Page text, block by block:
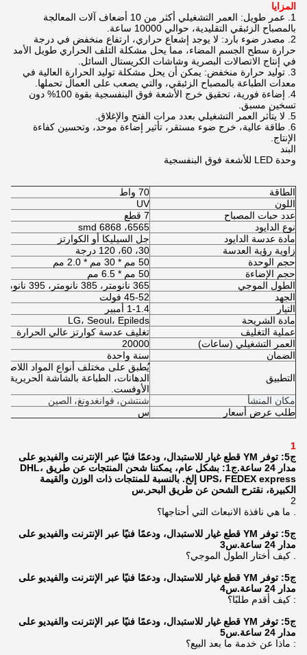
المزايا
1. عمر طويل: العمر التشغيلي أكثر من 10 أضعاف آلات المعالجة
بالمصباح الزئبقي التقليدية، حوالي 10000 ساعة.
2. مصدر ضوء بارد: لا يوجد إشعاع حراري، ارتفاع منخفض في درجة
حرارة سطح الجسم المضاء، مما يحل مشكلة التلف الحراري طويل الأمد
في إنتاج الاتصالات البصرية وشاشات الكريستال السائل.
3. توليد حرارة منخفض: يمكن أن يحل مشكلة توليد الحرارة العالية في
معدات الطباعة بالمصباح الزئبقي، والتي يصعب على العمال تحملها.
4. إضاءة فورية، تحقيق خرج الأشعة فوق البنفسجية بقوة 100% دون
تسخين مسبق.
5. لا يتأثر العمر التشغيلي بعدد مرات الفتح والإغلاق.
6. طاقة عالية، خرج ضوء مستقر، تأثير إضاءة موحد، وتحسين كفاءة
الإنتاج.
البند
وحدة LED للأشعة فوق البنفسجية
الطاقة
70 واط
اللون
UV
عدد حبات المصباح
7 قطع
نوع الدايود
6565، 6868 smd
مادة عدسة الدايود
جل السيليكا أو الكوارتز
زاوية رؤية العدسة
30، 60، 120 درجة
حجم الوحدة
50 مم * 30 مم * 2.0 مم
حجم الإضاءة
50 مم * 6.5 مم
الطول الموجي
365 نانومتر، 385 نانومتر، 395 نانومتر، 405 نانومتر
الجهد
45-52 فولت
التيار
1-1.4 أمبير
مادة الشريحة
LG، Seoul، Epileds
عملية التغليف
تغليف عدسة كوارتز عالي الحرارة
العمر التشغيلي (ساعات)
20000
الضمان
سنة واحدة
التطبيق
يُطبق على مختلف أنواع المواد
الدهانات، الطباعة بالشاشة الحريرية،
الأوفست.
مكان المنشأ
شنتشن، قوانغدونغ، الصين
طلب عرض أسعار
س
1
ج5: توفر YM قطع غيار للاستبدال، ودعمًا فنيًا عبر الإنترنت والفيديو على
مدار 24 ساعة.
ج1: بشكل عام، يمكننا شحن المنتجات عن طريق DHL،
UPS، FEDEX express إلخ. بالنسبة للمنتجات ذات الوزن والقيمة
الكبيرة، نقترح الشحن عن طريق البحر.س
2
. ما هي نافذة الانبعاث التي أحتاجها؟
ج5: توفر YM قطع غيار للاستبدال، ودعمًا فنيًا عبر الإنترنت والفيديو على
مدار 24 ساعة.
س3
. كيف أختار الطول الموجي؟
ج5: توفر YM قطع غيار للاستبدال، ودعمًا فنيًا عبر الإنترنت والفيديو على
مدار 24 ساعة.
س4
: كيف أقدم طلبًا؟
ج5: توفر YM قطع غيار للاستبدال، ودعمًا فنيًا عبر الإنترنت والفيديو على
مدار 24 ساعة.
س5
: ماذا عن خدمة ما بعد البيع؟